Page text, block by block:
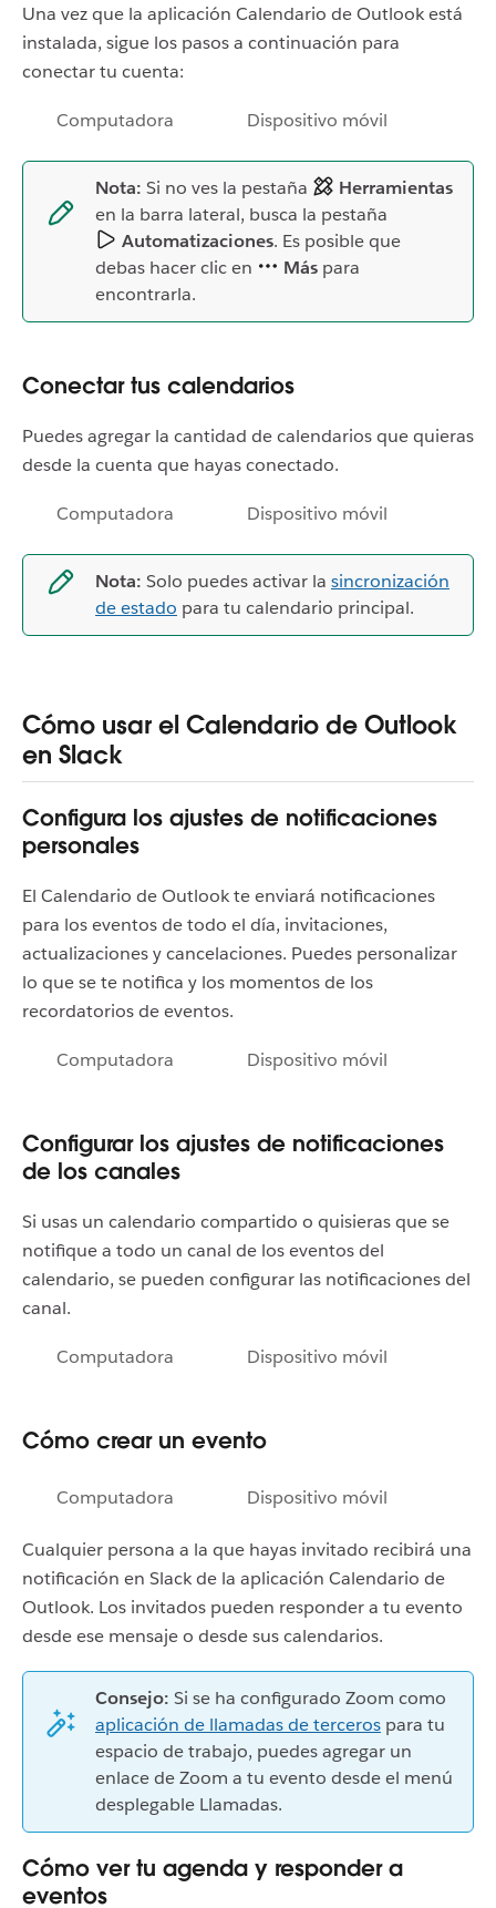
Una vez que la aplicación Calendario de Outlook está
instalada, sigue los pasos a continuación para
conectar tu cuenta:
Computadora Dispositivo móvil
Nota: Si no ves la pestaña
Herramientas
en la barra lateral, busca la pestaña
Automatizaciones. Es posible que
debas hacer clic en
Más para
encontrarla.
Conectar tus calendarios
Puedes agregar la cantidad de calendarios que quieras
desde la cuenta que hayas conectado.
Computadora Dispositivo móvil
Nota: Solo puedes activar la sincronización
de estado para tu calendario principal.
Cómo usar el Calendario de Outlook
en Slack
Configura los ajustes de notificaciones
personales
El Calendario de Outlook te enviará notificaciones
para los eventos de todo el día, invitaciones,
actualizaciones y cancelaciones. Puedes personalizar
lo que se te notifica y los momentos de los
recordatorios de eventos.
Computadora Dispositivo móvil
Configurar los ajustes de notificaciones
de los canales
Si usas un calendario compartido o quisieras que se
notifique a todo un canal de los eventos del
calendario, se pueden configurar las notificaciones del
canal.
Computadora Dispositivo móvil
Cómo crear un evento
Computadora Dispositivo móvil
Cualquier persona a la que hayas invitado recibirá una
notificación en Slack de la aplicación Calendario de
Outlook. Los invitados pueden responder a tu evento
desde ese mensaje o desde sus calendarios.
Consejo: Si se ha configurado Zoom como
aplicación de llamadas de terceros para tu
espacio de trabajo, puedes agregar un
enlace de Zoom a tu evento desde el menú
desplegable Llamadas.
Cómo ver tu agenda y responder a
eventos